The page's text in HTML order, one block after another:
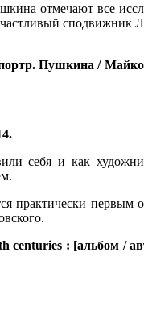
отмечают все
сподвижник
Пушкина /
себя и как
первым
: [альбом /